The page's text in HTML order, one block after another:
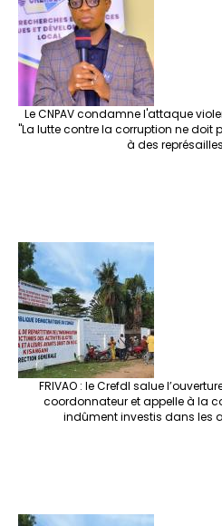
Le CNPAV condamne l'attaque
"La lutte contre la corruption ne doit
à des
FRIVAO : le Crefdl salue
coordonnateur et appelle à la
indûment investis dans les